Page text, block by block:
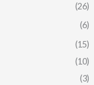
(26)
(6)
(15)
(10)
(3)